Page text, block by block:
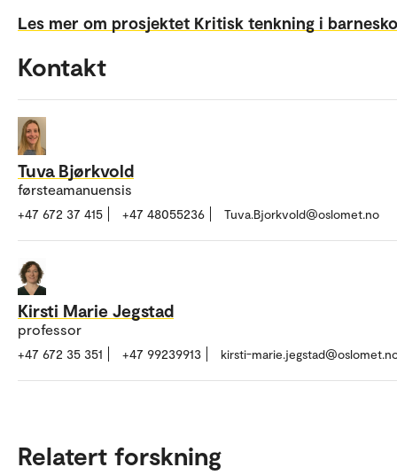
Les mer om prosjektet Kritisk tenkning i
Kontakt
Tuva Bjørkvold
førsteamanuensis
+47 672 37 415 +47 48055236 Tuva.Bjorkvold@oslomet.no
Kirsti Marie Jegstad
professor
+47 672 35 351 +47 99239913 kirsti-
Relatert forskning